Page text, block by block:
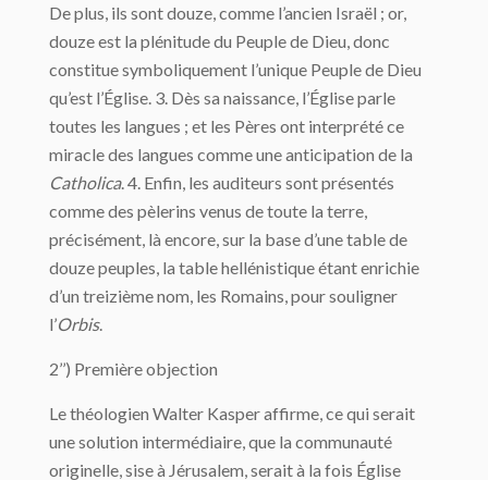
De plus, ils sont douze, comme l’ancien Israël ; or,
douze est la plénitude du Peuple de Dieu, donc
constitue symboliquement l’unique Peuple de Dieu
qu’est l’Église. 3. Dès sa naissance, l’Église parle
toutes les langues ; et les Pères ont interprété ce
miracle des langues comme une anticipation de la
Catholica. 4. Enfin, les auditeurs sont présentés
comme des pèlerins venus de toute la terre,
précisément, là encore, sur la base d’une table de
douze peuples, la table hellénistique étant enrichie
d’un treizième nom, les Romains, pour souligner
l’Orbis.
2’’) Première objection
Le théologien Walter Kasper affirme, ce qui serait
une solution intermédiaire, que la communauté
originelle, sise à Jérusalem, serait à la fois Église